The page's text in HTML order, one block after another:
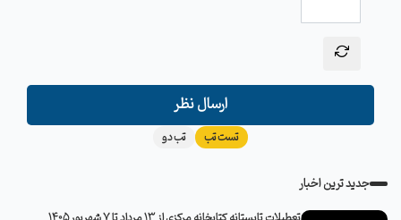
ارسال نظر
تست تب تب دو
جدید ترین اخبار